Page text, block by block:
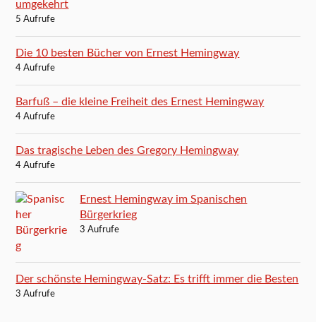
umgekehrt
5 Aufrufe
Die 10 besten Bücher von Ernest Hemingway
4 Aufrufe
Barfuß – die kleine Freiheit des Ernest Hemingway
4 Aufrufe
Das tragische Leben des Gregory Hemingway
4 Aufrufe
Ernest Hemingway im Spanischen
Bürgerkrieg
3 Aufrufe
Der schönste Hemingway-Satz: Es trifft immer die Besten
3 Aufrufe